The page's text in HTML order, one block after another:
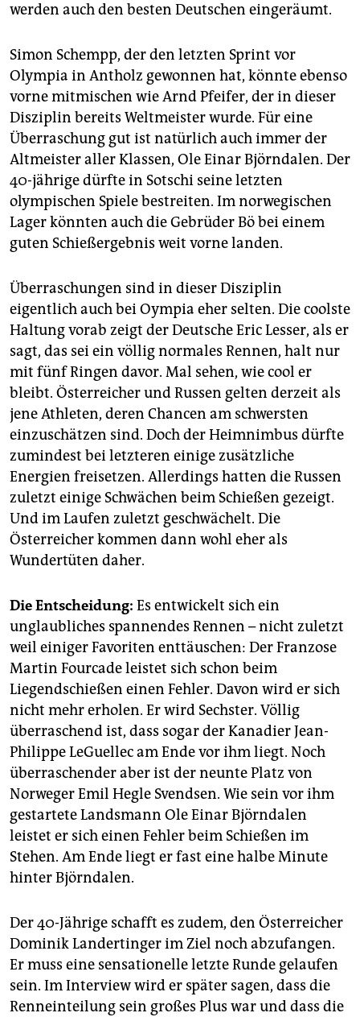
werden auch den besten Deutschen eingeräumt.
Simon Schempp, der den letzten Sprint vor
Olympia in Antholz gewonnen hat, könnte ebenso
vorne mitmischen wie Arnd Pfeifer, der in dieser
Disziplin bereits Weltmeister wurde. Für eine
Überraschung gut ist natürlich auch immer der
Altmeister aller Klassen, Ole Einar Björndalen. Der
40-jährige dürfte in Sotschi seine letzten
olympischen Spiele bestreiten. Im norwegischen
Lager könnten auch die Gebrüder Bö bei einem
guten Schießergebnis weit vorne landen.
Überraschungen sind in dieser Disziplin
eigentlich auch bei Oympia eher selten. Die coolste
Haltung vorab zeigt der Deutsche Eric Lesser, als er
sagt, das sei ein völlig normales Rennen, halt nur
mit fünf Ringen davor. Mal sehen, wie cool er
bleibt. Österreicher und Russen gelten derzeit als
jene Athleten, deren Chancen am schwersten
einzuschätzen sind. Doch der Heimnimbus dürfte
zumindest bei letzteren einige zusätzliche
Energien freisetzen. Allerdings hatten die Russen
zuletzt einige Schwächen beim Schießen gezeigt.
Und im Laufen zuletzt geschwächelt. Die
Österreicher kommen dann wohl eher als
Wundertüten daher.
Die Entscheidung: Es entwickelt sich ein
unglaubliches spannendes Rennen – nicht zuletzt
weil einiger Favoriten enttäuschen: Der Franzose
Martin Fourcade leistet sich schon beim
Liegendschießen einen Fehler. Davon wird er sich
nicht mehr erholen. Er wird Sechster. Völlig
überraschend ist, dass sogar der Kanadier Jean-
Philippe LeGuellec am Ende vor ihm liegt. Noch
überraschender aber ist der neunte Platz von
Norweger Emil Hegle Svendsen. Wie sein vor ihm
gestartete Landsmann Ole Einar Björndalen
leistet er sich einen Fehler beim Schießen im
Stehen. Am Ende liegt er fast eine halbe Minute
hinter Björndalen.
Der 40-Jährige schafft es zudem, den Österreicher
Dominik Landertinger im Ziel noch abzufangen.
Er muss eine sensationelle letzte Runde gelaufen
sein. Im Interview wird er später sagen, dass die
Renneinteilung sein großes Plus war und dass die